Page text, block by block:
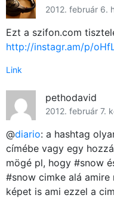
2012. február 6.
Ezt a szifon.com
http://instagr.am/p/
Link
pethodavid
2012. február 7.
@diario: a hashtag
címébe vagy egy
mögé pl, hogy #snow
#snow cimke alá
képet is ami ezzel a